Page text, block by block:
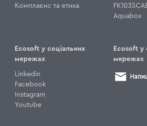
Комплаєнс та етика
Aquabox
Ecosoft у соціальних
мережах
Linkedin
Facebook
Instagram
Youtube
Ecosoft у
мережах